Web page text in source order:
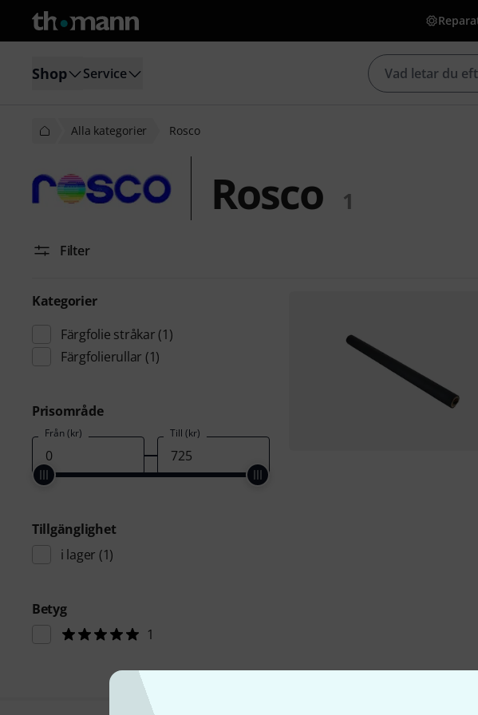
Shop Service
Alla kategorier Rosco
Rosco 1
Filter
Kategorier
Färgfolie stråkar (1)
Färgfolierullar (1)
Prisområde
Från (kr) Till (kr)
Tillgänglighet
i lager (1)
Betyg
1